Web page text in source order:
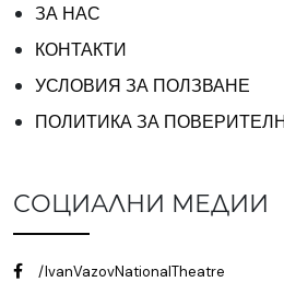
ЗА НАС
КОНТАКТИ
УСЛОВИЯ ЗА ПОЛЗВАНЕ
ПОЛИТИКА ЗА
СОЦИАЛНИ МЕДИИ
/IvanVazovNationalTheatre